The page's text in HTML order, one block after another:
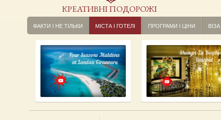
КРЕАТИВНІ ПОДОРОЖІ
ФАКТИ І НЕ ТІЛЬКИ МІСТА І ГОТЕЛІ ПРОГРАМИ І ЦІНИ ВІЗА